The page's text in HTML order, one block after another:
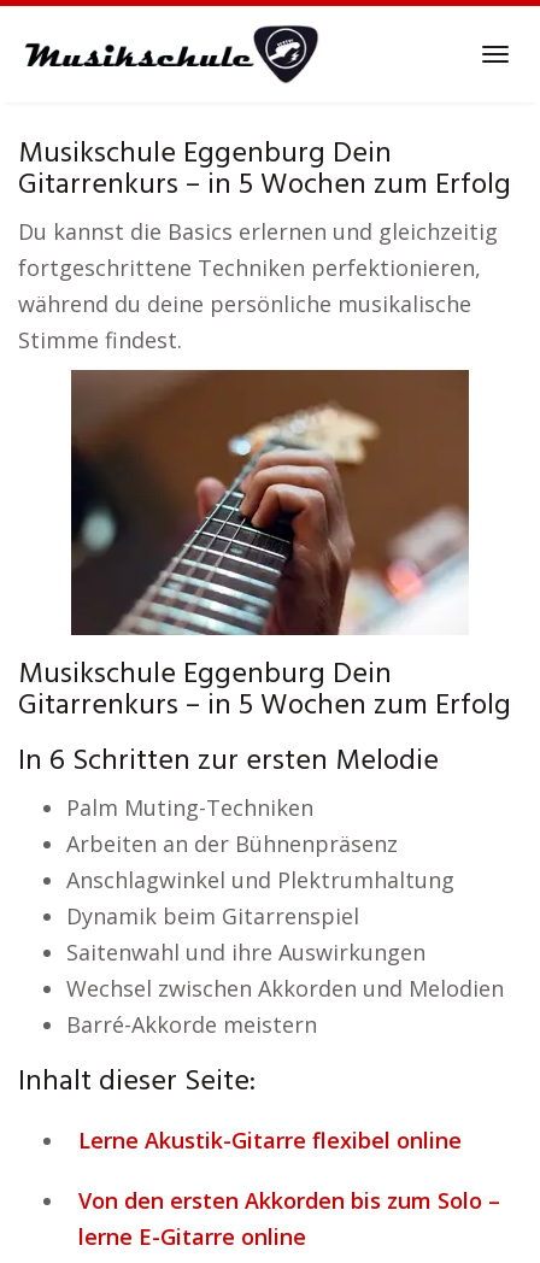
Musikschule Eggenburg Dein
Gitarrenkurs – in 5 Wochen zum Erfolg
Du kannst die Basics erlernen und gleichzeitig
fortgeschrittene Techniken perfektionieren,
während du deine persönliche musikalische
Stimme findest.
Musikschule Eggenburg Dein
Gitarrenkurs – in 5 Wochen zum Erfolg
In 6 Schritten zur ersten Melodie
Palm Muting-Techniken
Arbeiten an der Bühnenpräsenz
Anschlagwinkel und Plektrumhaltung
Dynamik beim Gitarrenspiel
Saitenwahl und ihre Auswirkungen
Wechsel zwischen Akkorden und Melodien
Barré-Akkorde meistern
Inhalt dieser Seite:
Lerne Akustik-Gitarre flexibel online
Von den ersten Akkorden bis zum Solo –
lerne E-Gitarre online